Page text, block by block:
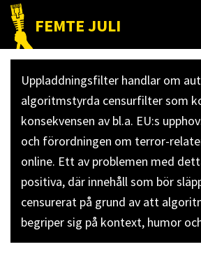
Hoppa
huvudnavigering
Hoppa
huvudinnehåll
Hoppa
det
sidofältet
FEMTE JULI
Nätet
till
folket!
Uppladdningsfilter handlar om
algoritmstyrda censurfilter som
konsekvensen av bl.a. EU:s
och förordningen om terror-
online. Ett av problemen med
positiva, där innehåll som bör
censurerat på grund av att
begriper sig på kontext, humor